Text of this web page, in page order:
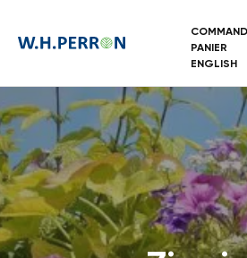
PANIER
ENGLISH